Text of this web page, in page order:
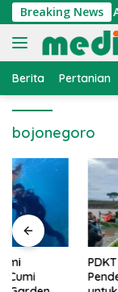
Langsung
ke
konten
Breaking News
Nelayan,
Berita Pertanian
bojonegoro
PDKT Danau
Pendekatan